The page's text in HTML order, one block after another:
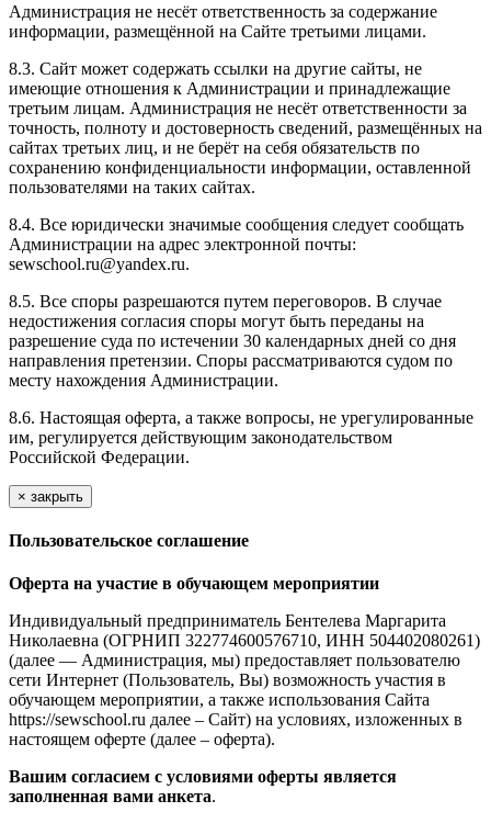
Администрация не несёт ответственность за содержание
информации, размещённой на Сайте третьими лицами.
8.3. Сайт может содержать ссылки на другие сайты, не
имеющие отношения к Администрации и принадлежащие
третьим лицам. Администрация не несёт ответственности за
точность, полноту и достоверность сведений, размещённых на
сайтах третьих лиц, и не берёт на себя обязательств по
сохранению конфиденциальности информации, оставленной
пользователями на таких сайтах.
8.4. Все юридически значимые сообщения следует сообщать
Администрации на адрес электронной почты:
sewschool.ru@yandex.ru.
8.5. Все споры разрешаются путем переговоров. В случае
недостижения согласия споры могут быть переданы на
разрешение суда по истечении 30 календарных дней со дня
направления претензии. Споры рассматриваются судом по
месту нахождения Администрации.
8.6. Настоящая оферта, а также вопросы, не урегулированные
им, регулируется действующим законодательством
Российской Федерации.
× закрыть
Пользовательское соглашение
Оферта на участие в обучающем мероприятии
Индивидуальный предприниматель Бентелева Маргарита
Николаевна (ОГРНИП 322774600576710, ИНН 504402080261)
(далее — Администрация, мы) предоставляет пользователю
сети Интернет (Пользователь, Вы) возможность участия в
обучающем мероприятии, а также использования Сайта
https://sewschool.ru далее – Сайт) на условиях, изложенных в
настоящем оферте (далее – оферта).
Вашим согласием с условиями оферты является
заполненная вами анкета.